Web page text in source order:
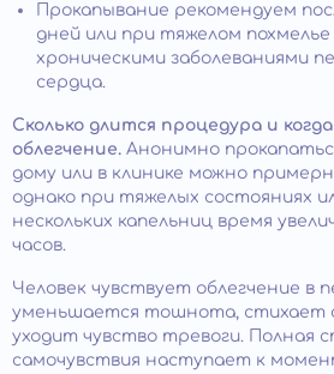
Прокапывание рекомендуем
дней или при тяжелом
хроническими заболеваниями
сердца.
Сколько длится процедура и
облегчение. Анонимно
дому или в клинике можно
однако при тяжелых состояниях
нескольких капельниц время
часов.
Человек чувствует облегчение в
уменьшается тошнота, стихает
уходит чувство тревоги. Полная
самочувствия наступает к